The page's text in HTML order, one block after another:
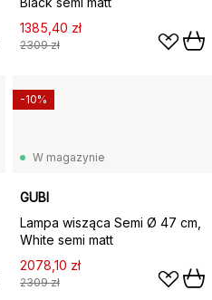
1385,40 zł
2309 zł
W magazynie
GUBI
Lampa wisząca Semi Ø 47 cm,
White semi matt
2078,10 zł
2309 zł
-10%